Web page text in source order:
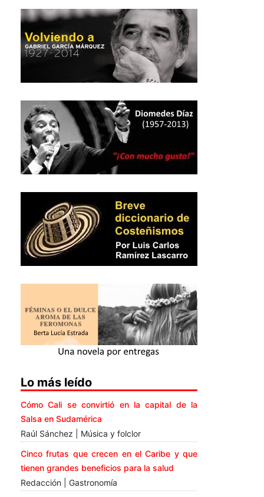
Lo más leído
Cómo Cali se convirtió en la capital de la
Salsa en Sudamérica
Raúl Sánchez | Música y folclor
Cinco frutas que crecen en el Caribe y que
tienen grandes beneficios para la salud
Redacción | Gastronomía